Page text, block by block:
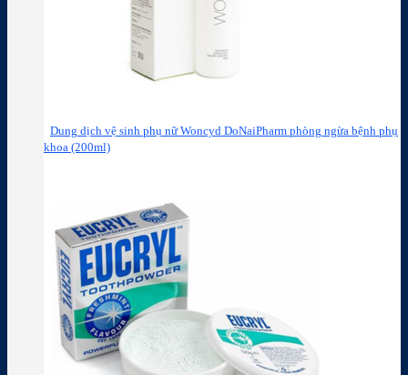
Dung dịch vệ sinh phụ nữ Woncyd DoNaiPharm phòng ngừa bệnh phụ
khoa (200ml)